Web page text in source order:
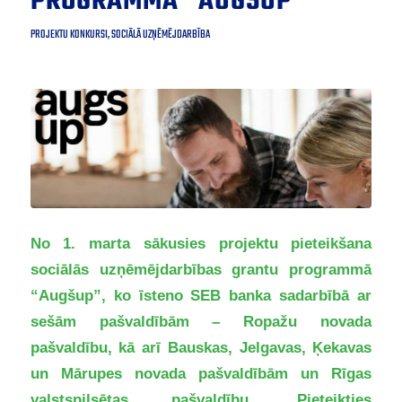
PROJEKTU KONKURSI,SOCIĀLĀ UZŅĒMĒJDARBĪBA
No 1. marta sākusies projektu pieteikšana
sociālās uzņēmējdarbības grantu programmā
“Augšup”, ko īsteno SEB banka sadarbībā ar
sešām pašvaldībām – Ropažu novada
pašvaldību, kā arī Bauskas, Jelgavas, Ķekavas
un Mārupes novada pašvaldībām un Rīgas